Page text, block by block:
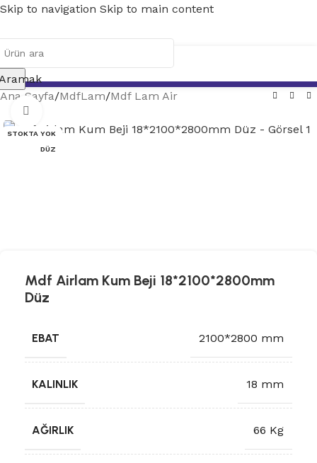
Skip to navigation Skip to main content
Ana Sayfa/MdfLam/Mdf Lam Air
STOKTA YOK
DÜZ
Mdf Airlam Kum Beji 18*2100*2800mm
Düz
EBAT 2100*2800 mm
KALINLIK 18 mm
AĞIRLIK 66 Kg